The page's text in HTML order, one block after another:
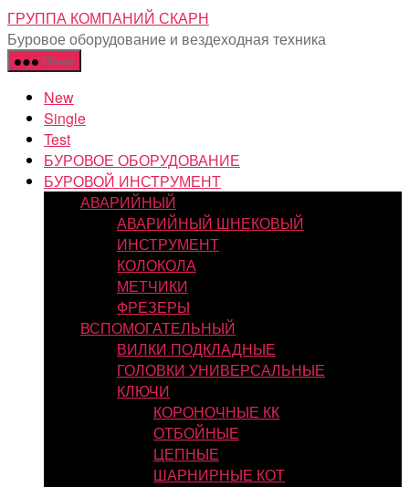
Перейти
к
содержимому
ГРУППА КОМПАНИЙ СКАРН
Буровое оборудование и вездеходная техника
Меню
New
Single
Test
БУРОВОЕ ОБОРУДОВАНИЕ
БУРОВОЙ ИНСТРУМЕНТ
АВАРИЙНЫЙ
АВАРИЙНЫЙ ШНЕКОВЫЙ
ИНСТРУМЕНТ
КОЛОКОЛА
МЕТЧИКИ
ФРЕЗЕРЫ
ВСПОМОГАТЕЛЬНЫЙ
ВИЛКИ ПОДКЛАДНЫЕ
ГОЛОВКИ УНИВЕРСАЛЬНЫЕ
КЛЮЧИ
КОРОНОЧНЫЕ КК
ОТБОЙНЫЕ
ЦЕПНЫЕ
ШАРНИРНЫЕ КОТ